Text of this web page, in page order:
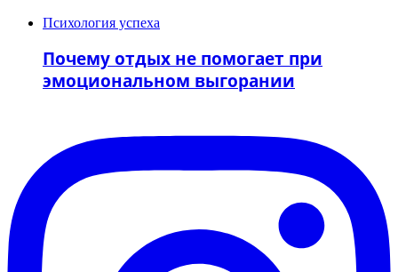
Психология успеха
Почему отдых не помогает при
эмоциональном выгорании